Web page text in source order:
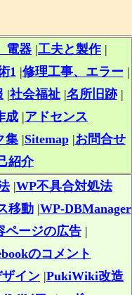
電器 |工夫と製作|
1 |修理工事、エラー|
|社会福祉|名所旧跡|
成 |アドセンス
集|Sitemap|お問合せ
紹介
|WP不具合対処法
移動|WP-DBManager
ページの広告|
のコメント
イン |PukiWiki改造